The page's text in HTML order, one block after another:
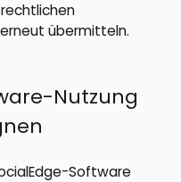
übermitteln.
Nutzung
Software